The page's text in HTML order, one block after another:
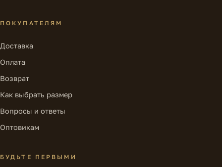
ПОКУПАТЕЛЯМ
Доставка
Оплата
Возврат
Как выбрать размер
Вопросы и ответы
Оптовикам
БУДЬТЕ ПЕРВЫМИ